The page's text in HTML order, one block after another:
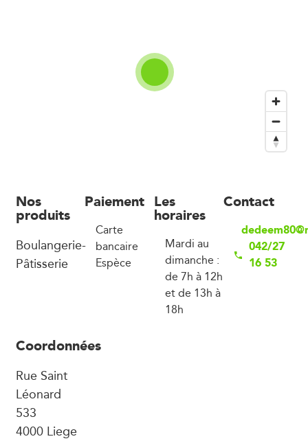
Nos
produits
Boulangerie-
Pâtisserie
Paiement
Carte
bancaire
Espèce
Les
horaires
Mardi au
dimanche :
de 7h à 12h
et de 13h à
18h
Contact
042/27
16 53
Coordonnées
Rue Saint
Léonard
533
4000 Liege